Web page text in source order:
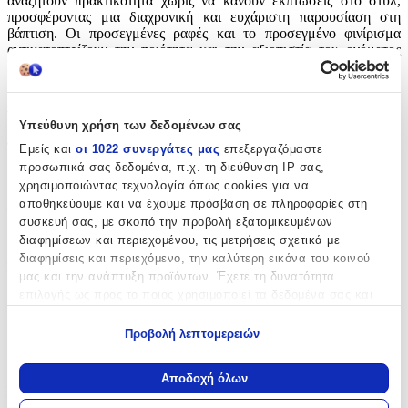
Υπεύθυνη χρήση των δεδομένων σας
Εμείς και οι 1022 συνεργάτες μας επεξεργαζόμαστε
προσωπικά σας δεδομένα, π.χ. τη διεύθυνση IP σας,
χρησιμοποιώντας τεχνολογία όπως cookies για να
αποθηκεύουμε και να έχουμε πρόσβαση σε πληροφορίες στη
συσκευή σας, με σκοπό την προβολή εξατομικευμένων
διαφημίσεων και περιεχομένου, τις μετρήσεις σχετικά με
διαφημίσεις και περιεχόμενο, την καλύτερη εικόνα του κοινού
μας και την ανάπτυξη προϊόντων. Έχετε τη δυνατότητα
Να συλλέξουμε πληροφορίες σχετικά με τη γεωγραφική
σας τοποθεσία, οι οποίες μπορεί να είναι ακριβείς σε
Προβολή λεπτομερειών
Αποδοχή όλων
προσφέροντας μια διαχρονική και ευχάριστη παρουσίαση στη
βάπτιση. Οι προσεγμένες ραφές και το προσεγμένο φινίρισμα
αντικατοπτρίζουν την ποιότητα και την αξιοπιστία του ονόματος
Beauty Home.
Φύλο:
Αγόρι
Χρώμα:
Μπεζ
Περιεχόμενα
Σεντόνι
Κατασκευαστής: